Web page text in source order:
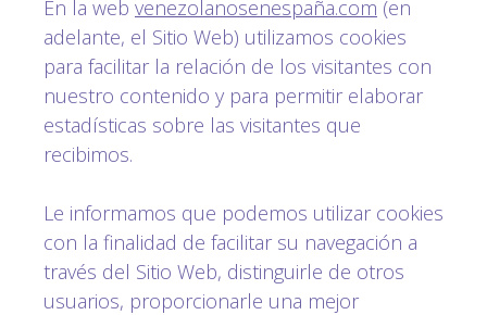
En la web venezolanosenespaña.com (en
adelante, el Sitio Web) utilizamos cookies
para facilitar la relación de los visitantes con
nuestro contenido y para permitir elaborar
estadísticas sobre las visitantes que
recibimos.
Le informamos que podemos utilizar cookies
con la finalidad de facilitar su navegación a
través del Sitio Web, distinguirle de otros
usuarios, proporcionarle una mejor